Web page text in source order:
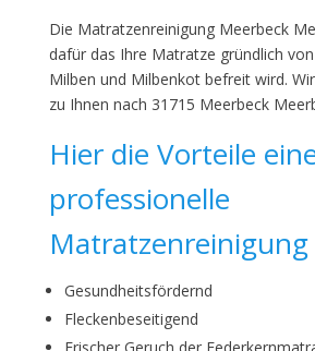
Die Matratzenreinigung Meerbeck
dafür das Ihre Matratze gründlich
Milben und Milbenkot befreit wird.
zu Ihnen nach 31715 Meerbeck
Hier die Vorteile
professionelle
Matratzenreinigung
Gesundheitsfördernd
Fleckenbeseitigend